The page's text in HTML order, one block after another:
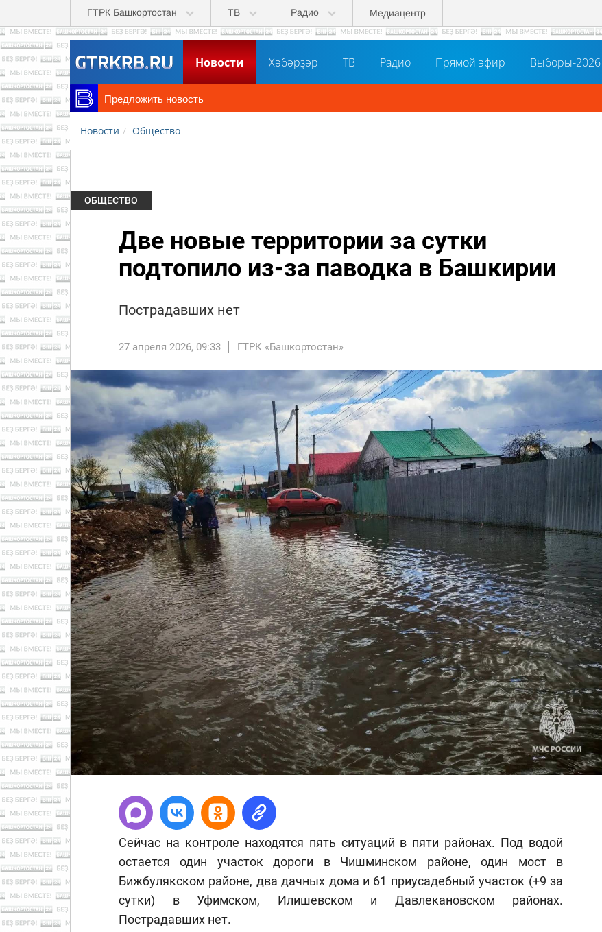
Перейти к основному содержанию
ГТРК Башкортостан ТВ Радио Медиацентр
Новости Хәбәрҙәр ТВ Радио Прямой эфир Выборы-2026
Предложить новость
Новости Общество
ОБЩЕСТВО
Две новые территории за сутки
подтопило из-за паводка в Башкирии
Пострадавших нет
27 апреля 2026, 09:33 ГТРК «Башкортостан»
Сейчас на контроле находятся пять ситуаций в пяти районах. Под водой
остается один участок дороги в Чишминском районе, один мост в
Бижбулякском районе, два дачных дома и 61 приусадебный участок (+9 за
сутки) в Уфимском, Илишевском и Давлекановском районах.
Пострадавших нет.